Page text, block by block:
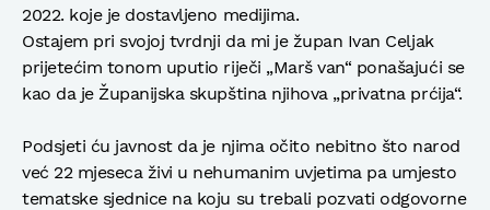
2022. koje je dostavljeno medijima.
Ostajem pri svojoj tvrdnji da mi je župan Ivan Celjak
prijetećim tonom uputio riječi „Marš van“ ponašajući se
kao da je Županijska skupština njihova „privatna prćija“.
Podsjeti ću javnost da je njima očito nebitno što narod
već 22 mjeseca živi u nehumanim uvjetima pa umjesto
tematske sjednice na koju su trebali pozvati odgovorne